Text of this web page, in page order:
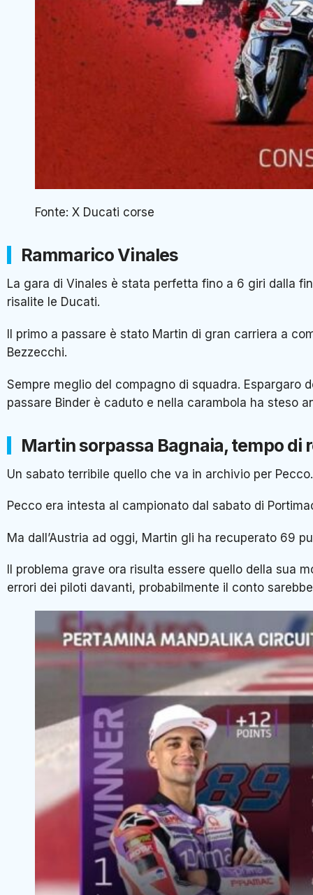
Fonte: X Ducati corse
Rammarico Vinales
La gara di Vinales è stata perfetta fino a 6 giri dalla
risalite le Ducati.
Il primo a passare è stato Martin di gran carriera a
Bezzecchi.
Sempre meglio del compagno di squadra.
passare Binder è caduto e nella carambola ha steso
Martin sorpassa Bagnaia, tempo di
Un sabato terribile quello che va in archivio per
Pecco era intesta al campionato dal sabato di
Ma dall’Austria ad oggi, Martin gli ha recuperato 69
Il problema grave ora risulta essere quello della sua
errori dei piloti davanti, probabilmente il conto